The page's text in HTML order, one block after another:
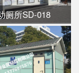
厕所SD-018